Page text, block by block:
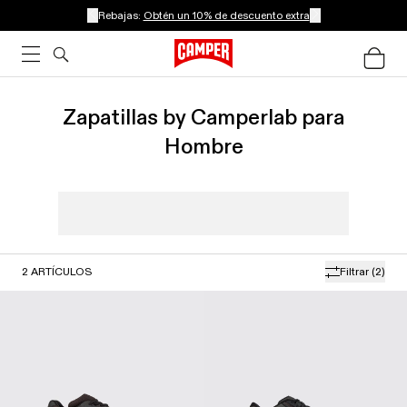
Rebajas: Obtén un 10% de descuento extra
Zapatillas by Camperlab para
Hombre
Filtrar (2)
2 ARTÍCULOS